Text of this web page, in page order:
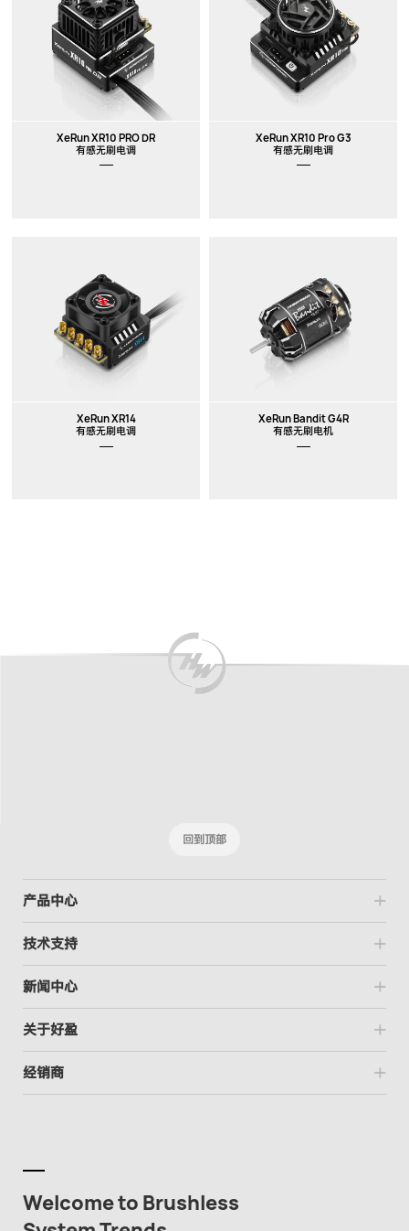
XeRun XR10 PRO DR
有感无刷电调
XeRun XR10 Pro G3
有感无刷电调
XeRun XR14
有感无刷电调
XeRun Bandit G4R
有感无刷电机
回到顶部
产品中心
技术支持
新闻中心
关于好盈
经销商
Welcome to Brushless